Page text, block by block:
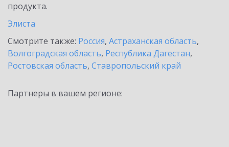
продукта.
Элиста
Смотрите также: Россия, Астраханская область,
Волгоградская область, Республика Дагестан,
Ростовская область, Ставропольский край
Партнеры в вашем регионе: